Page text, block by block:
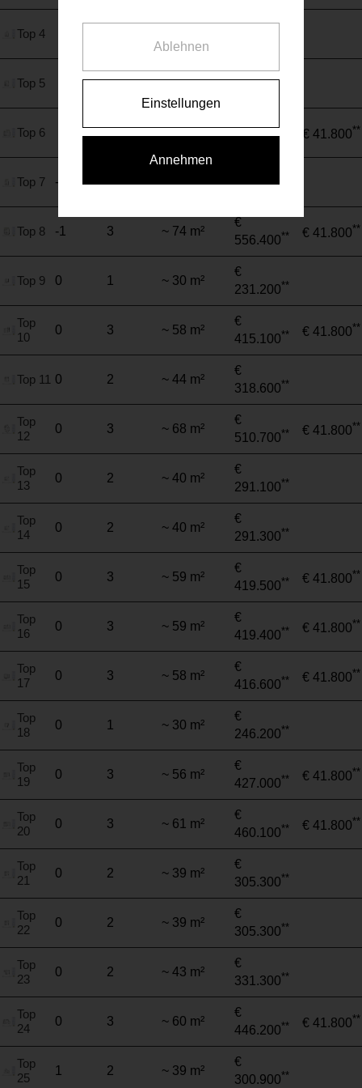
Top 4
€
Top 5 2 ~ 46 m²
€
Top 6 3 ~ 70 m² € 41.800**
Top 7 -1 2 ~ 36 m²
Top 8 -1 3 ~ 74 m²
€
556.400** € 41.800**
Top 9 0 1 ~ 30 m²
€
231.200**
Top
10
0 3 ~ 58 m²
€
415.100** € 41.800**
Top 11 0 2 ~ 44 m²
€
318.600**
Top
12
0 3 ~ 68 m²
€
510.700** € 41.800**
Top
13
0 2 ~ 40 m²
€
291.100**
Top
14
0 2 ~ 40 m²
€
291.300**
Top
15
0 3 ~ 59 m²
€
419.500** € 41.800**
Top
16
0 3 ~ 59 m²
€
419.400** € 41.800**
Top
17
0 3 ~ 58 m²
€
416.600** € 41.800**
Top
18
0 1 ~ 30 m²
€
246.200**
Top
19
0 3 ~ 56 m²
€
427.000** € 41.800**
Top
20
0 3 ~ 61 m²
€
460.100** € 41.800**
Top
21
0 2 ~ 39 m²
€
305.300**
Top
22
0 2 ~ 39 m²
€
305.300**
Top
23
0 2 ~ 43 m²
€
331.300**
Top
24
0 3 ~ 60 m²
€
446.200** € 41.800**
Top
25
1 2 ~ 39 m²
€
300.900**
Ablehnen
Einstellungen
Annehmen